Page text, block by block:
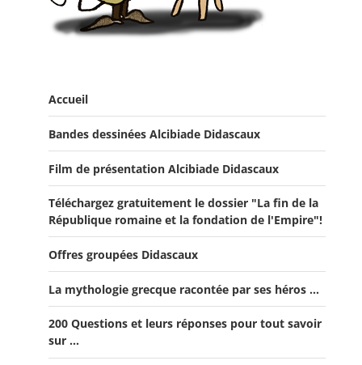
Accueil
Bandes dessinées Alcibiade Didascaux
Film de présentation Alcibiade Didascaux
Téléchargez gratuitement le dossier "La fin de la
République romaine et la fondation de l'Empire"!
Offres groupées Didascaux
Offre "Tout savoir sur la guerre de Troie!"
Offre Spéciale Moyen Âge
Offre 5 volumes + cadeau
La mythologie grecque racontée par ses héros ...
200 Questions et leurs réponses pour tout savoir
sur ...